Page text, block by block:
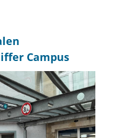
Campus